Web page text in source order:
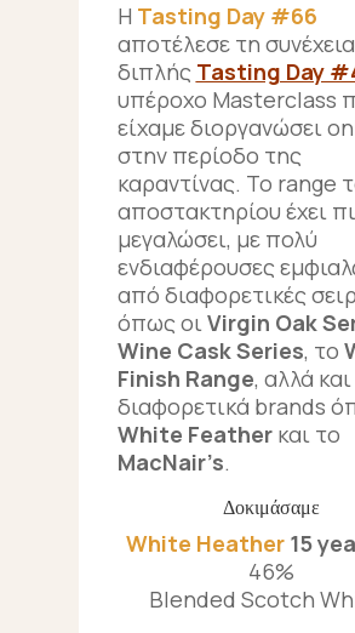
Η Tasting Day #66
αποτέλεσε τη
διπλής Tasting Day
υπέροχο Masterclass
είχαμε διοργανώσει
στην περίοδο της
καραντίνας. Το range
αποστακτηρίου έχει
μεγαλώσει, με πολύ
ενδιαφέρουσες
από διαφορετικές
όπως οιVirgin Oak
Wine Cask Series, το
Finish Range, αλλά και
διαφορετικά brands
White Featherκαι το
MacNair’s.
Δοκιμάσαμε
White Heather15
46%
Blended Scotch